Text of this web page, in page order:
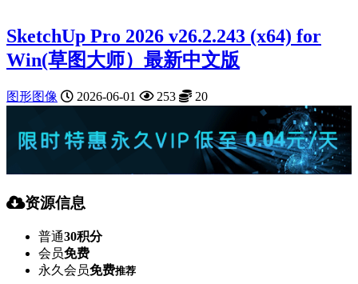
SketchUp Pro 2026 v26.2.243 (x64) for
Win(草图大师）最新中文版
图形图像 2026-06-01 253 20
资源信息
普通30积分
会员免费
永久会员免费推荐